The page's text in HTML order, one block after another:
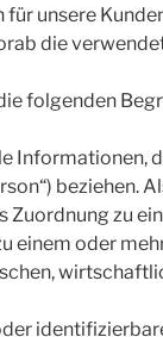
unsere
die
folgenden
Informationen,
beziehen.
zu
einem oder